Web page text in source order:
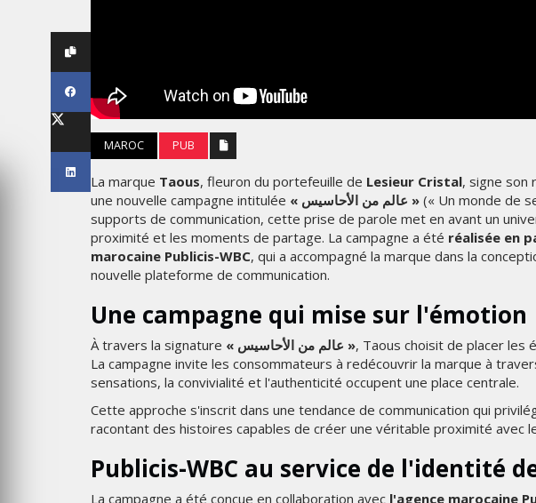
MAROC PUB
La marque Taous, fleuron du portefeuille de Lesieur Cristal, signe son
une nouvelle campagne intitulée
« عالم من الأحاسيس » (« Un monde de
supports de communication, cette prise de parole met en avant un
proximité et les moments de partage. La campagne a été réalisée en
marocaine Publicis-WBC, qui a accompagné la marque dans la
nouvelle plateforme de communication.
Une campagne qui mise sur l'émotion
À travers la signature « عالم من الأحاسيس », Taous choisit de placer les
La campagne invite les consommateurs à redécouvrir la marque à
sensations, la convivialité et l'authenticité occupent une place centrale.
Cette approche s'inscrit dans une tendance de communication qui
racontant des histoires capables de créer une véritable proximité avec
Publicis-WBC au service de l'identité
La campagne a été conçue en collaboration avec l'agence marocaine
LES IMPÉRIALES WEEK 2026
SOUS THÈME "DABA OR NEVER"
: IKEA
EMIRATES CÉLÈBRE L’IDENTITÉ
SPÉCIALE SUR SES AVIONS